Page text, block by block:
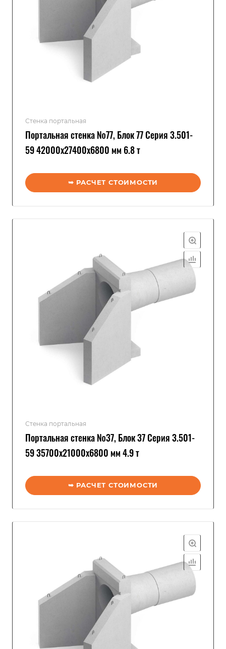
Стенка портальная
Портальная стенка №77, Блок 77 Серия 3.501-
59 42000x27400x6800 мм 6.8 т
➥ РАСЧЕТ СТОИМОСТИ
Стенка портальная
Портальная стенка №37, Блок 37 Серия 3.501-
59 35700x21000x6800 мм 4.9 т
➥ РАСЧЕТ СТОИМОСТИ